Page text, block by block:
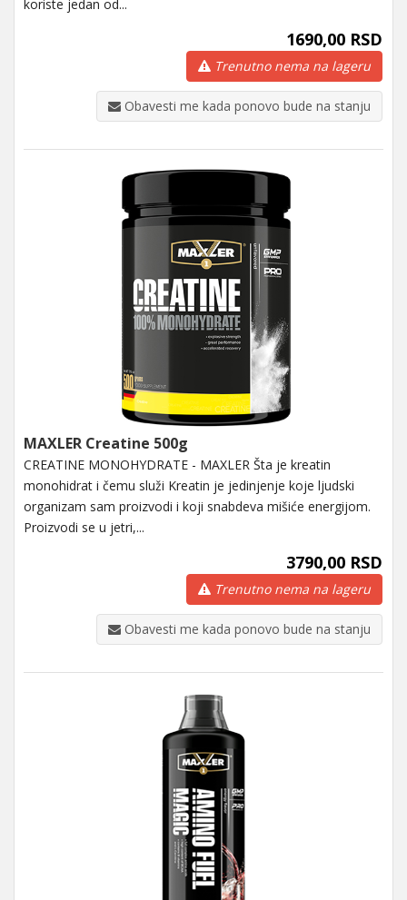
koriste jedan od...
1690,00 RSD
Trenutno nema na lageru
Obavesti me kada ponovo bude na stanju
MAXLER Creatine 500g
CREATINE MONOHYDRATE - MAXLER Šta je kreatin
monohidrat i čemu služi Kreatin je jedinjenje koje ljudski
organizam sam proizvodi i koji snabdeva mišiće energijom.
Proizvodi se u jetri,...
3790,00 RSD
Trenutno nema na lageru
Obavesti me kada ponovo bude na stanju